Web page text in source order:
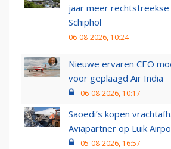
jaar meer rechtstreekse
Schiphol
06-08-2026, 10:24
Nieuwe ervaren CEO
voor geplaagd Air India
06-08-2026, 10:17
Saoedi’s kopen
Aviapartner op Luik
05-08-2026, 16:57